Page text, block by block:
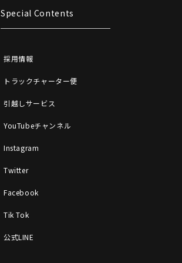
Special Contents
採用情報
トラックチャーター便
引越しサービス
YouTubeチャンネル
Instagram
Twitter
Facebook
Tik Tok
公式LINE